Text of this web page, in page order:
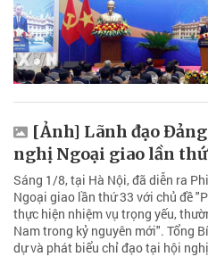
[Ảnh] Lãnh đạo
nghị Ngoại giao lần thứ
Sáng 1/8, tại Hà Nội, đã diễn ra
Ngoại giao lần thứ 33 với chủ đề
thực hiện nhiệm vụ trọng yếu,
Nam trong kỷ nguyên mới". Tổng
dự và phát biểu chỉ đạo tại hội